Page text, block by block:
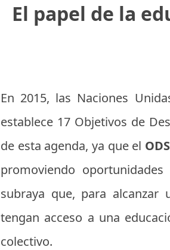
El papel de la
En 2015, las Naciones
establece 17 Objetivos de
de esta agenda, ya que el
promoviendo
subraya que, para alcanzar
tengan acceso a una
colectivo.